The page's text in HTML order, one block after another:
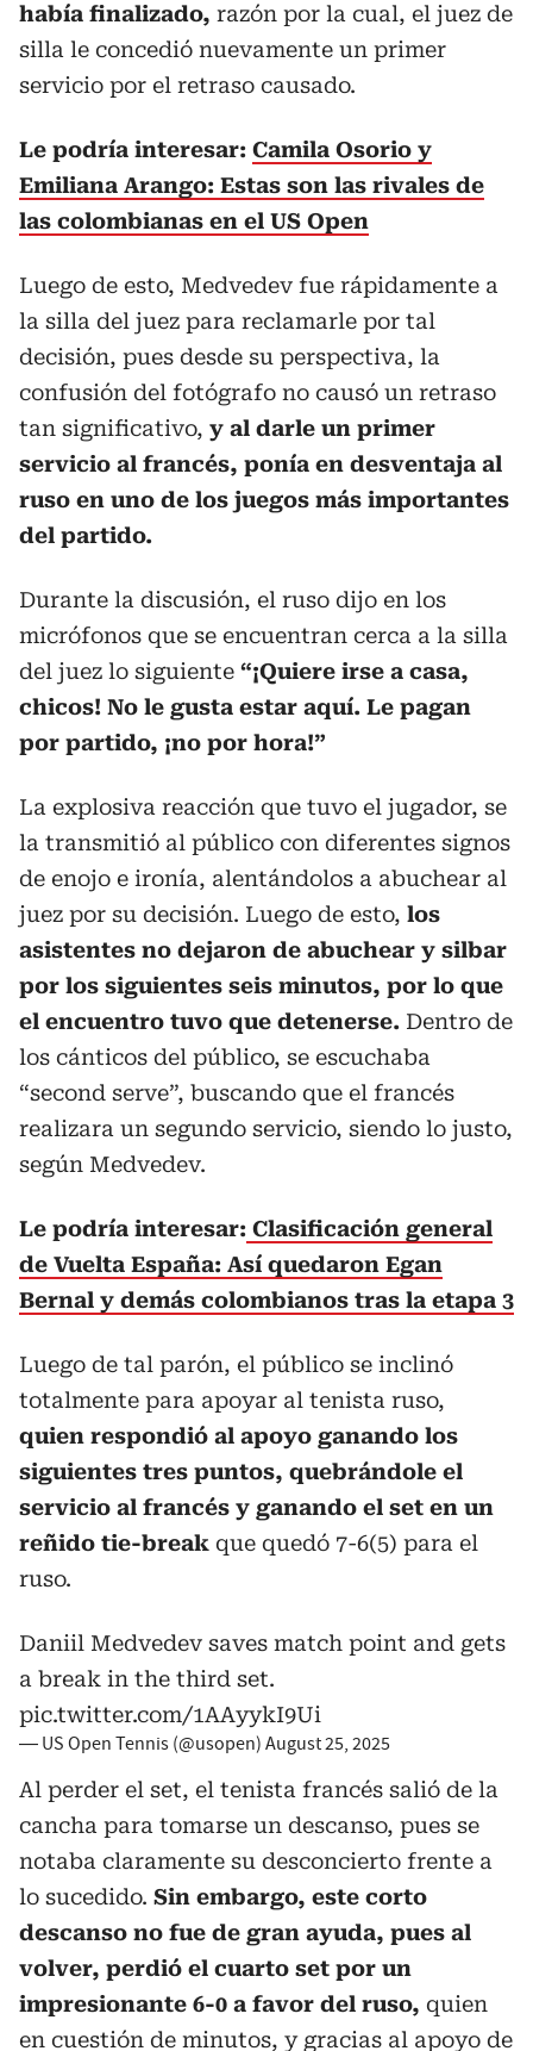
había finalizado, razón por la cual, el juez de
silla le concedió nuevamente un primer
servicio por el retraso causado.
Le podría interesar: Camila Osorio y
Emiliana Arango: Estas son las rivales de
las colombianas en el US Open
Luego de esto, Medvedev fue rápidamente a
la silla del juez para reclamarle por tal
decisión, pues desde su perspectiva, la
confusión del fotógrafo no causó un retraso
tan significativo, y al darle un primer
servicio al francés, ponía en desventaja al
ruso en uno de los juegos más importantes
del partido.
Durante la discusión, el ruso dijo en los
micrófonos que se encuentran cerca a la silla
del juez lo siguiente “¡Quiere irse a casa,
chicos! No le gusta estar aquí. Le pagan
por partido, ¡no por hora!”
La explosiva reacción que tuvo el jugador, se
la transmitió al público con diferentes signos
de enojo e ironía, alentándolos a abuchear al
juez por su decisión. Luego de esto, los
asistentes no dejaron de abuchear y silbar
por los siguientes seis minutos, por lo que
el encuentro tuvo que detenerse. Dentro de
los cánticos del público, se escuchaba
“second serve”, buscando que el francés
realizara un segundo servicio, siendo lo justo,
según Medvedev.
Le podría interesar: Clasificación general
de Vuelta España: Así quedaron Egan
Bernal y demás colombianos tras la etapa 3
Luego de tal parón, el público se inclinó
totalmente para apoyar al tenista ruso,
quien respondió al apoyo ganando los
siguientes tres puntos, quebrándole el
servicio al francés y ganando el set en un
reñido tie-break que quedó 7-6(5) para el
ruso.
Daniil Medvedev saves match point and gets
a break in the third set.
pic.twitter.com/1AAyykI9Ui
— US Open Tennis (@usopen) August 25, 2025
Al perder el set, el tenista francés salió de la
cancha para tomarse un descanso, pues se
notaba claramente su desconcierto frente a
lo sucedido. Sin embargo, este corto
descanso no fue de gran ayuda, pues al
volver, perdió el cuarto set por un
impresionante 6-0 a favor del ruso, quien
en cuestión de minutos, y gracias al apoyo de